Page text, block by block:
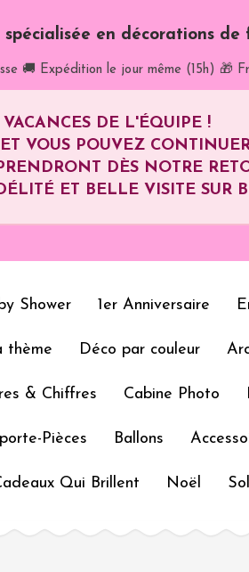
en décorations
🚚 Expédition le jour même (15h) 🎁
VACANCES DE L'ÉQUIPE !
VOUS POUVEZ
DÈS NOTRE
ET BELLE VISITE SUR
Shower 1er Anniversaire
thème Déco par couleur
& Chiffres Cabine Photo
Pièces Ballons
Qui Brillent Noël